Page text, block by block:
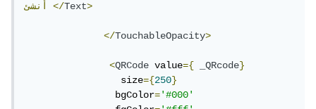
أنشئ
</Text>
</TouchableOpacity>
<QRCode value={ _QRcode}
                 size
={250}
                bgColor
='#000'